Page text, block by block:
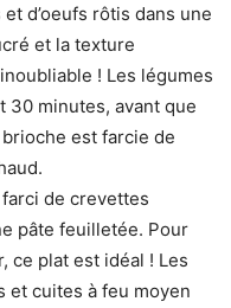
d’oeufs rôtis dans une
et la texture
! Les légumes
30 minutes, avant que
est farcie de
de crevettes
pâte feuilletée. Pour
ce plat est idéal ! Les
et cuites à feu moyen